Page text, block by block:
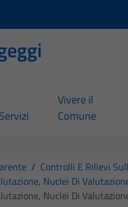
Servizi
Vivere il
Comune
/ Controlli E Rilievi
Nuclei Di
Nuclei Di